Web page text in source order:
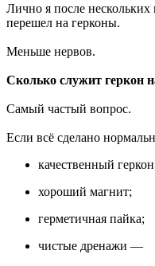
Лично я после
перешел на герконы.
Меньше нервов.
Сколько служит геркон
Самый частый вопрос.
Если всё сделано
качественный
хороший магнит;
герметичная пайка;
чистые дренажи —